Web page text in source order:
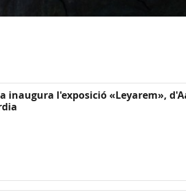
inaugura l'exposició «Leyarem»,